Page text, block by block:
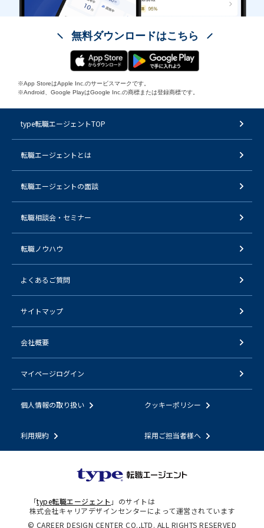
無料ダウンロードはこちら
※App StoreはApple Inc.のサービスマークです。
※Android、Google PlayはGoogle Inc.の商標または登録商標です。
type転職エージェントTOP
転職エージェントとは
転職エージェントの面談
転職相談会・セミナー
転職ノウハウ
よくあるご質問
サイトマップ
会社概要
マイページログイン
個人情報の取り扱い クッキーポリシー
利用規約 採用ご担当者様へ
「type転職エージェント 」のサイトは
株式会社キャリアデザインセンターによって運営されています
© CAREER DESIGN CENTER CO.,LTD. ALL RIGHTS RESERVED